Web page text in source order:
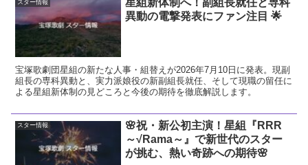
スター情報
異動の電撃発表にファン注目 🌟
宝塚歌劇団星組の新たな人事・組替えが2026年7月10日に発表。現副
組長の専科異動と、実力派娘役の新副組長就任、そして現職の留任に
よる星組新体制の見どころと今後の期待を徹底解説します。
スター情報
🌸祝・新公初主演！星組『RRR
～√Rama～』で新世代のスター
が挑む、熱い奇跡への期待🌸